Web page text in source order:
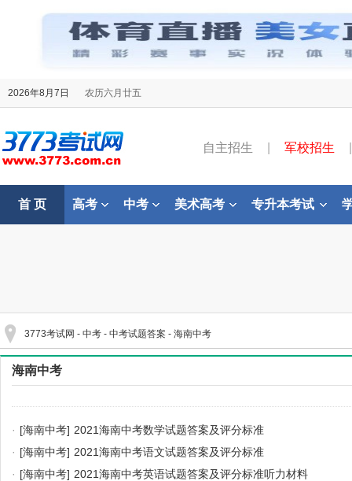
2026年8月7日 农历六月廿五
自主招生 军校招生
首 页 高考 中考 美术高考 专升本考试
3773考试网 - 中考 - 中考试题答案 - 海南中考
海南中考
· [海南中考] 2021海南中考数学试题答案及评分标准
· [海南中考] 2021海南中考语文试题答案及评分标准
· [海南中考] 2021海南中考英语试题答案及评分标准听力材料